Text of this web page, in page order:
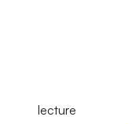
lecture